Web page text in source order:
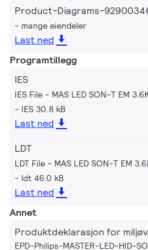
Product-Diagrams-
mange eiendeler
Last ned
Programtillegg
IES
IES File - MAS LED SON-T EM
IES 30.8 kB
Last ned
LDT
LDT File - MAS LED SON-T EM
ldt 46.0 kB
Last ned
Annet
Produktdeklarasjon for
EPD-Philips-MASTER-LED-HID-